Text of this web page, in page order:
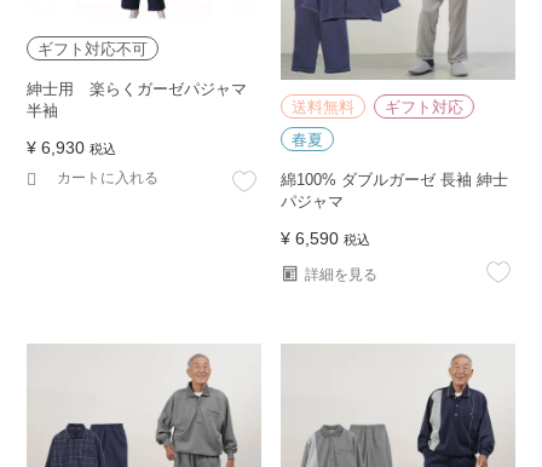
ギフト対応不可
紳士用 楽らくガーゼパジャマ
半袖
¥ 6,930 税込
カートに入れる
送料無料
ギフト対応
春夏
綿100% ダブルガーゼ 長袖 紳士
パジャマ
¥ 6,590 税込
詳細を見る